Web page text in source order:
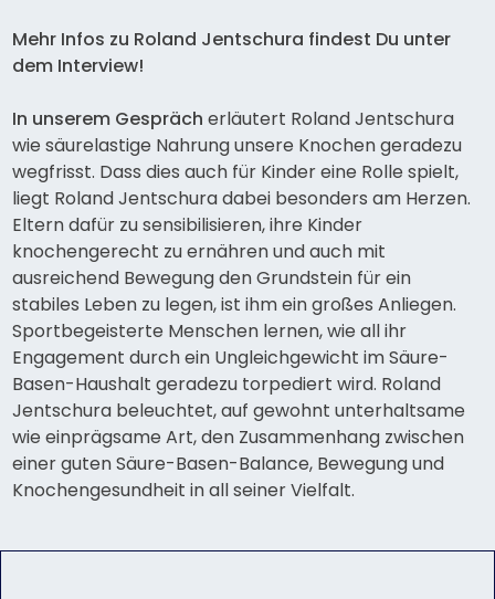
Mehr Infos zu Roland Jentschura findest Du unter
dem Interview!
In unserem Gesprächerläutert Roland Jentschura
wie säurelastige Nahrung unsere Knochen geradezu
wegfrisst. Dass dies auch für Kinder eine Rolle spielt,
liegt Roland Jentschura dabei besonders am Herzen.
Eltern dafür zu sensibilisieren, ihre Kinder
knochengerecht zu ernähren und auch mit
ausreichend Bewegung den Grundstein für ein
stabiles Leben zu legen, ist ihm ein großes Anliegen.
Sportbegeisterte Menschen lernen, wie all ihr
Engagement durch ein Ungleichgewicht im Säure-
Basen-Haushalt geradezu torpediert wird. Roland
Jentschura beleuchtet, auf gewohnt unterhaltsame
wie einprägsame Art, den Zusammenhang zwischen
einer guten Säure-Basen-Balance, Bewegung und
Knochengesundheit in all seiner Vielfalt.